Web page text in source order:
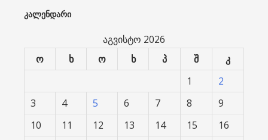
ᲙᲐᲚᲔᲜᲓᲐᲠᲘ
აგვისტო 2026
ო
ხ ო ხ პ შ კ
1
2
3
4 5 6 7 8
9
10
11 12 13 14 15
16